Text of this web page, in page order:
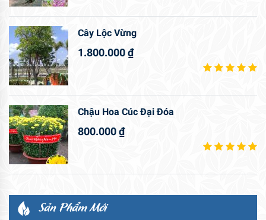
Cây Lộc Vừng
1.800.000₫
Chậu Hoa Cúc Đại Đóa
800.000₫
Sản Phẩm Mới